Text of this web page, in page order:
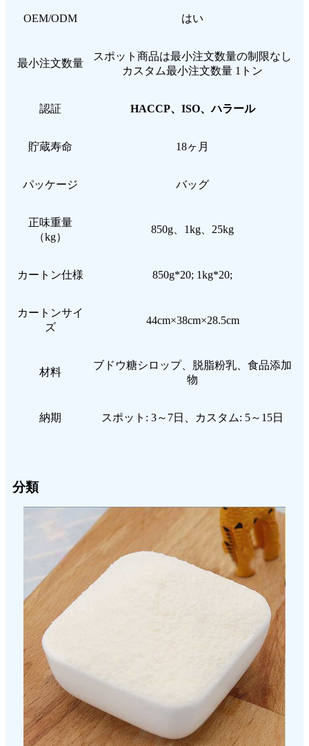
OEM/ODM はい
最小注文数量
スポット商品は最小注文数量の制限なし
カスタム最小注文数量 1トン
認証 HACCP、ISO、ハラール
貯蔵寿命 18ヶ月
パッケージ バッグ
正味重量
（kg）
850g、1kg、25kg
カートン仕様 850g*20; 1kg*20;
カートンサイ
ズ
44cm×38cm×28.5cm
材料
ブドウ糖シロップ、脱脂粉乳、食品添加
物
納期 スポット: 3～7日、カスタム: 5～15日
分類